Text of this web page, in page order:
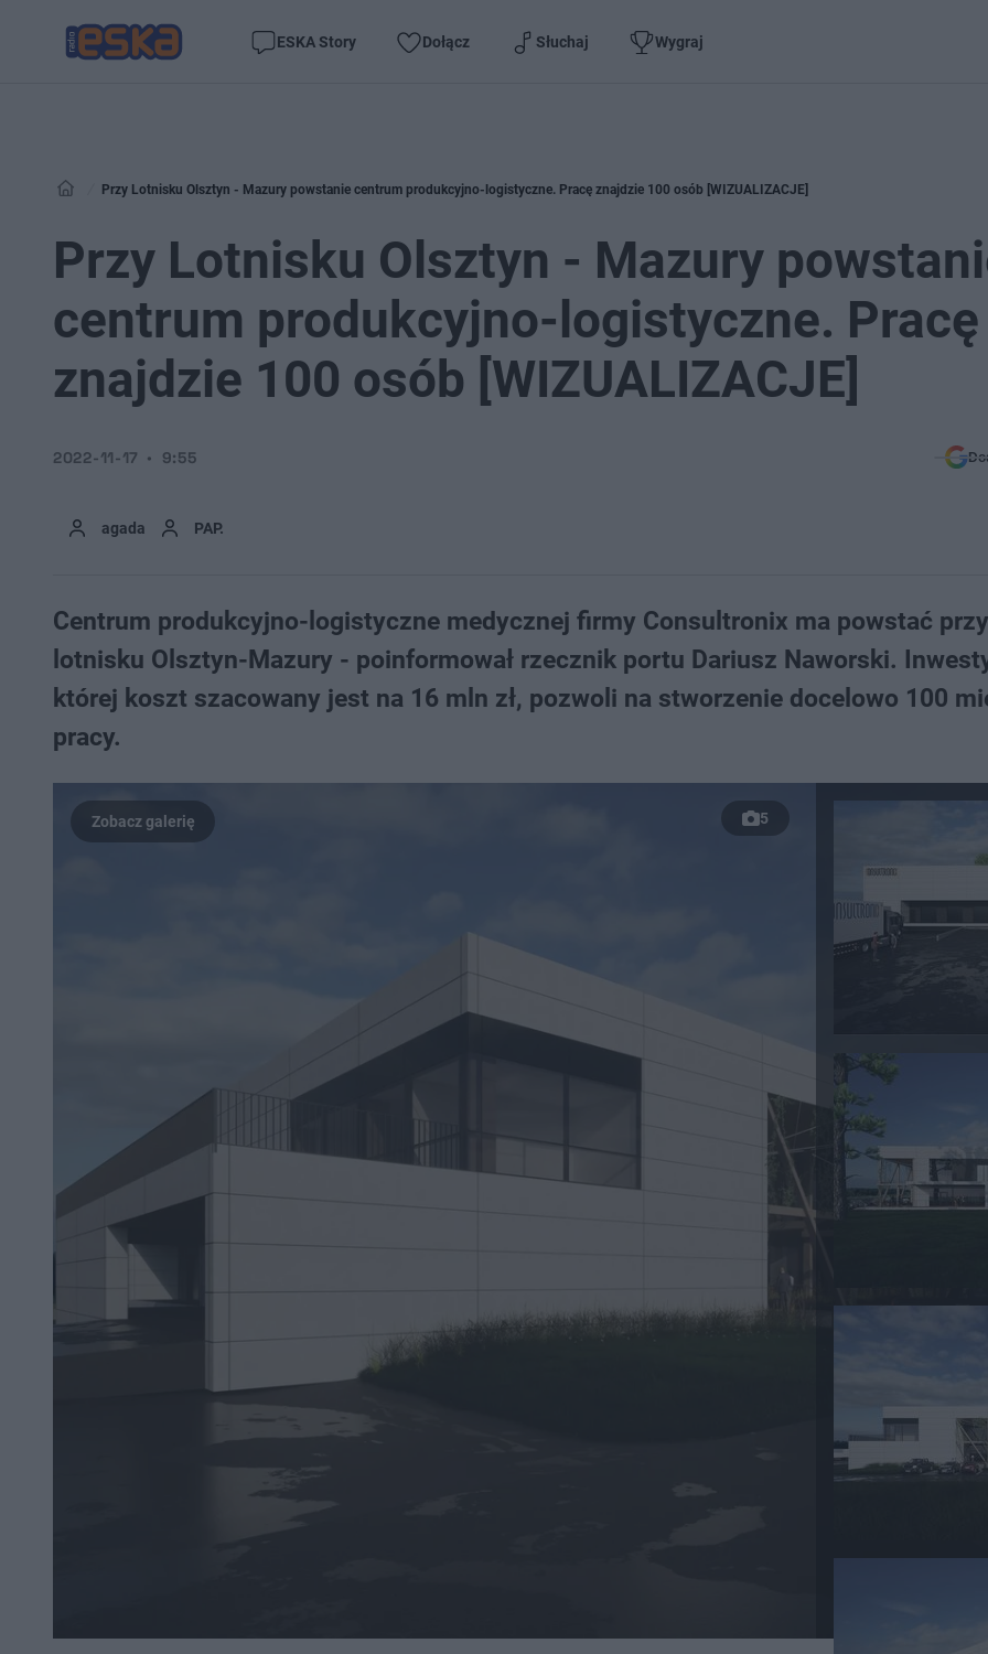
ESKA Story Dołącz Słuchaj Wygraj
Przy Lotnisku Olsztyn - Mazury powstanie centrum produkcyjno-logistyczne. Pracę znajdzie 100 osób [WIZUALIZACJE]
Przy Lotnisku Olsztyn - Mazury
centrum produkcyjno-logistyczne. Pracę
znajdzie 100 osób [WIZUALIZACJE]
agada PAP.
2022-11-17 9:55
Centrum produkcyjno-logistyczne medycznej firmy Consultronix ma powstać przy
lotnisku Olsztyn-Mazury - poinformował rzecznik portu Dariusz Naworski.
której koszt szacowany jest na 16 mln zł, pozwoli na stworzenie docelowo 100
pracy.
5